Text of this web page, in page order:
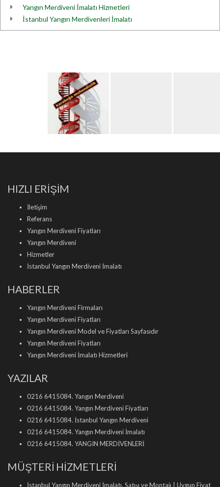
Yangın Merdiveni İmalatı Hizmetleri
İstanbul Yangın Merdivenleri İmalatı
HIZLI ERİŞİM
İletişim
Referans
Yangın Merdiveni Fiyatları
Yangın Merdiveni
Hizmetler
İstanbul Yangın Merdiveni İmalatı
HABERLER
Yangın Merdiveni Firmaları
Yangın Merdiveni Fiyatları
Yangın Merdiveni Model ve Fiyatları Sayfasıdır
Yangın Merdiveni Fiyatları
Yangın Merdiveni İmalatı Hizmetleri
YAZILAR
0216 6415084. Yangın Merdiveni
0216 6415084. Yangın Merdiveni Fiyatları
0216 6415084. İstanbul Yangın Merdiveni
0216 6415084. Yangın Merdiveni İmalatı
0216 6415084. YANGIN MERDİVENLERİ
MÜŞTERİ HİZMETLERİ
İstanbul Yangın Merdiveni İmalatı, Satışı ve Montajı | Uygun Fiyat